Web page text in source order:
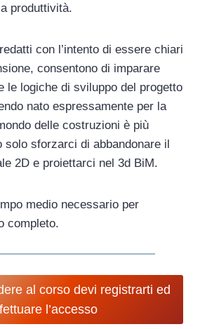
produttività.
con l’intento di essere chiari
consentono di imparare
le logiche di sviluppo del progetto
nato espressamente per la
delle costruzioni è più
solo sforzarci di abbandonare il
2D e proiettarci nel 3d BiM.
medio necessario per
completo.
al corso devi registrarti ed
l’accesso